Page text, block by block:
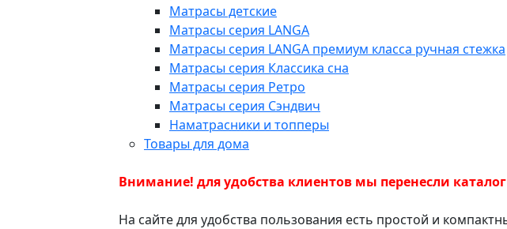
Матрасы детские
Матрасы серия LANGA
Матрасы серия LANGA премиум класса ручная стежка
Матрасы серия Классика сна
Матрасы серия Ретро
Матрасы серия Сэндвич
Наматрасники и топперы
Товары для дома
Внимание! для удобства клиентов мы перенесли
На сайте для удобства пользования есть простой и